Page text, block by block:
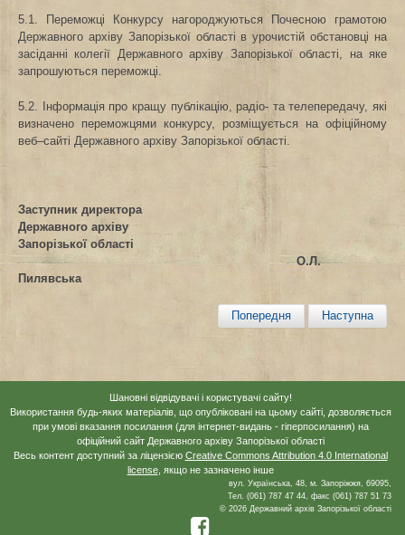
5.1. Переможці Конкурсу нагороджуються Почесною грамотою
Державного архіву Запорізької області в урочистій обстановці на
засіданні колегії Державного архіву Запорізької області, на яке
запрошуються переможці.
5.2. Інформація про кращу публікацію, радіо- та телепередачу, які
визначено переможцями конкурсу, розміщується на офіційному
веб–сайті Державного архіву Запорізької області.
Заступник директора
Державного архіву
Запорізької області
О.Л.
Пилявська
Попередня Наступна
Шановні відвідувачі і користувачі сайту!
Використання будь-яких матеріалів, що опубліковані на цьому сайті, дозволяється
при умові вказання посилання (для інтернет-видань - гіперпосилання) на
офіційний сайт Державного архіву Запорізької області
Весь контент доступний за ліцензією Creative Commons Attribution 4.0 International
license, якщо не зазначено інше
вул. Українська, 48, м. Запоріжжя, 69095,
Тел. (061) 787 47 44, факс (061) 787 51 73
© 2026 Державний архів Запорізької області